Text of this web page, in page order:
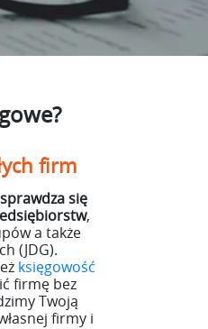
firm
sprawdza się
,
a także
(JDG).
księgowość
firmę bez
Twoją
firmy i